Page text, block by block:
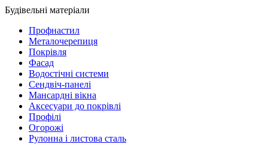
Будівельні матеріали
Профнастил
Металочерепиця
Покрівля
Фасад
Водостічні системи
Сендвіч-панелі
Мансардні вікна
Аксесуари до покрівлі
Профілі
Огорожі
Рулонна і листова сталь